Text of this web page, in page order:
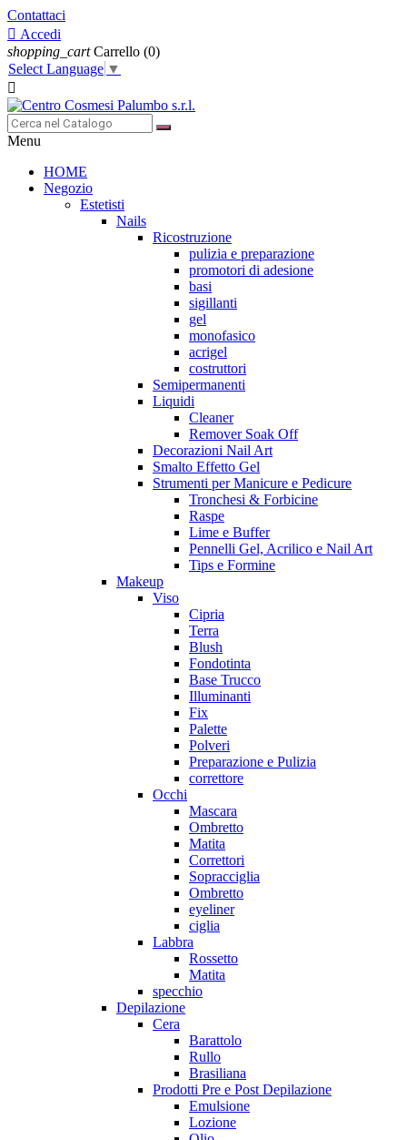
Contattaci
 Accedi
shopping_cart Carrello (0)
Select Language ▼

Menu
HOME
Negozio
Estetisti
Nails
Ricostruzione
pulizia e preparazione
promotori di adesione
basi
sigillanti
gel
monofasico
acrigel
costruttori
Semipermanenti
Liquidi
Cleaner
Remover Soak Off
Decorazioni Nail Art
Smalto Effetto Gel
Strumenti per Manicure e Pedicure
Tronchesi & Forbicine
Raspe
Lime e Buffer
Pennelli Gel, Acrilico e Nail Art
Tips e Formine
Makeup
Viso
Cipria
Terra
Blush
Fondotinta
Base Trucco
Illuminanti
Fix
Palette
Polveri
Preparazione e Pulizia
correttore
Occhi
Mascara
Ombretto
Matita
Correttori
Sopracciglia
Ombretto
eyeliner
ciglia
Labbra
Rossetto
Matita
specchio
Depilazione
Cera
Barattolo
Rullo
Brasiliana
Prodotti Pre e Post Depilazione
Emulsione
Lozione